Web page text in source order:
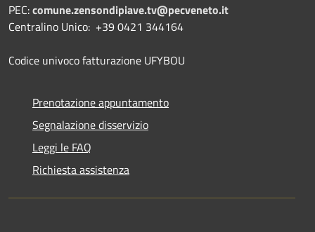
PEC:comune.zensondipiave.tv@pecveneto.it
Centralino Unico: +39 0421 344164
Codice univoco fatturazione UFYBOU
Prenotazione appuntamento
Segnalazione disservizio
Leggi le FAQ
Richiesta assistenza